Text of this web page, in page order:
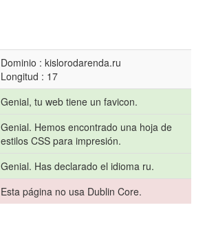
Dominio : kislorodarenda.ru
Longitud : 17
Genial, tu web tiene un favicon.
Genial. Hemos encontrado una hoja de
estilos CSS para impresión.
Genial. Has declarado el idioma ru.
Esta página no usa Dublin Core.